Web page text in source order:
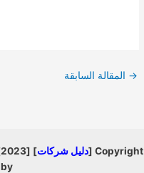
→ المقالة السابقة
Copyright [ دليل شركات] [2023] [